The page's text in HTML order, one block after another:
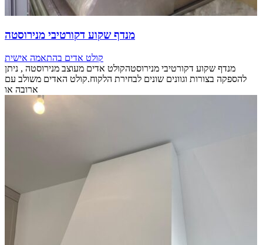
מנדף שקוע דקורטיבי מנירוסטה
קולט אדים בהתאמה אישית
מנדף שקוע דקורטיבי מנירוסטהקולט אדים מעוצב מנירוסטה , ניתן
להספקה בצורות וגוונים שונים לבחירת הלקוח.קולט האדים משולב עם
ארובה או